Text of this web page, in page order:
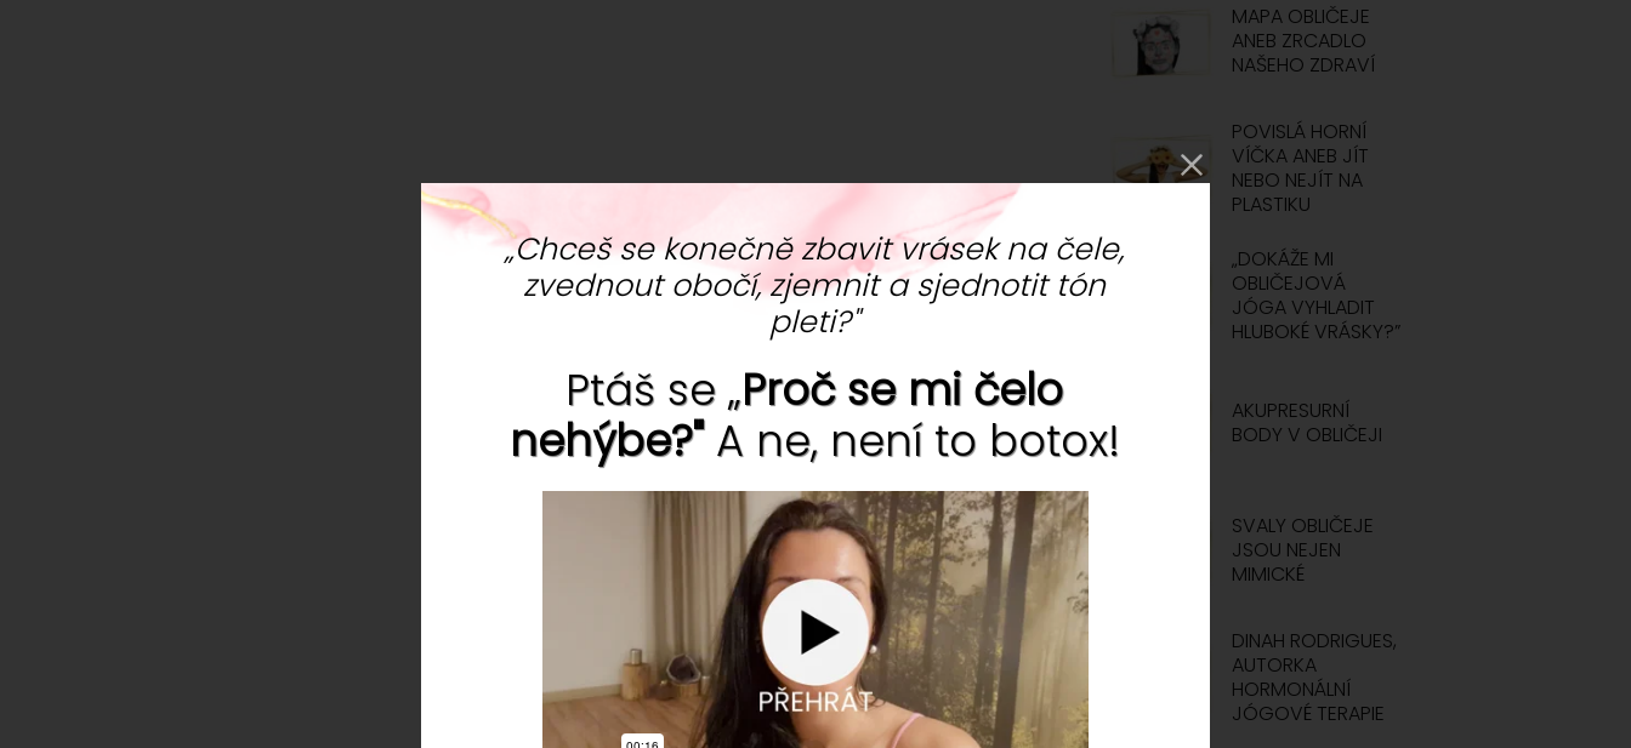
MAPA OBLIČEJE
ANEB ZRCADLO
NAŠEHO ZDRAVÍ
POVISLÁ HORNÍ
VÍČKA ANEB JÍT
NEBO NEJÍT NA
PLASTIKU
„DOKÁŽE MI
OBLIČEJOVÁ
JÓGA VYHLADIT
HLUBOKÉ VRÁSKY?”
AKUPRESURNÍ
BODY V OBLIČEJI
SVALY OBLIČEJE
JSOU NEJEN
MIMICKÉ
DINAH RODRIGUES,
AUTORKA
HORMONÁLNÍ
JÓGOVÉ TERAPIE
„Chceš se konečně zbavit vrásek na čele,
zvednout obočí, zjemnit a sjednotit tón
pleti?"
Ptáš se „Proč se mi čelo
nehýbe?"A ne, není to botox!